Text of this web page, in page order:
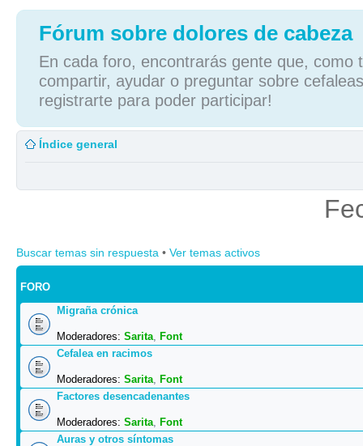
Fórum sobre dolores de cabeza
En cada foro, encontrarás gente que, como
compartir, ayudar o preguntar sobre
registrarte para poder participar!
Índice general
Buscar temas sin respuesta • Ver temas activos
FORO
Migraña crónica
Moderadores: Sarita, Font
Cefalea en racimos
Moderadores: Sarita, Font
Factores desencadenantes
Moderadores: Sarita, Font
Auras y otros síntomas